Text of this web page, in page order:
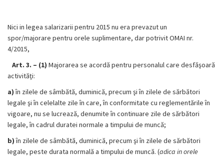
Nici in legea salarizarii pentru 2015 nu era prevazut un
spor/majorare pentru orele suplimentare, dar potrivit OMAI nr.
4/2015,
Art. 3. – (1) Majorarea se acordă pentru personalul care desfăşoară
activităţi:
a)în zilele de sâmbătă, duminică, precum şi în zilele de sărbători
legale şi în celelalte zile în care, în conformitate cu reglementările în
vigoare, nu se lucrează, denumite în continuare zile de sărbători
legale, în cadrul duratei normale a timpului de muncă;
b)în zilele de sâmbătă, duminică, precum şi în zilele de sărbători
legale, peste durata normală a timpului de muncă. (adica in orele